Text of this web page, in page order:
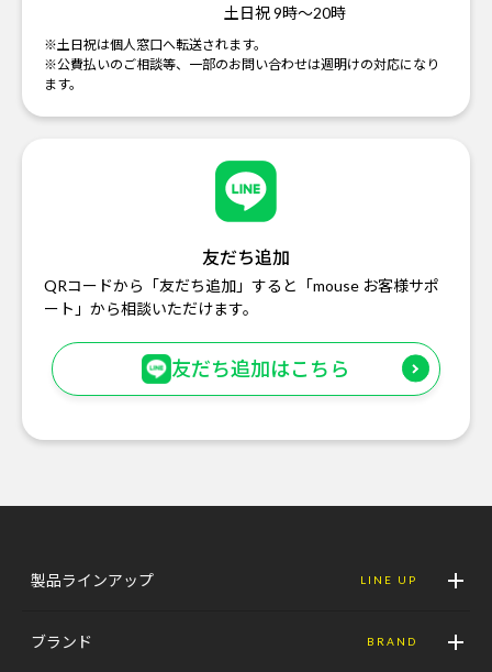
土日祝 9時～20時
※土日祝は個人窓口へ転送されます。
※公費払いのご相談等、一部のお問い合わせは週明けの対応になり
ます。
友だち追加
QRコードから「友だち追加」すると「mouse お客様サポ
ート」から相談いただけます。
友だち追加はこちら
製品ラインアップ LINE UP
ブランド BRAND